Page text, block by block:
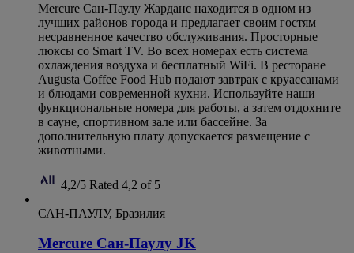
Mercure Сан-Паулу Жарданс находится в одном из
лучших районов города и предлагает своим гостям
несравненное качество обслуживания. Просторные
люксы со Smart TV. Во всех номерах есть система
охлаждения воздуха и бесплатный WiFi. В ресторане
Augusta Coffee Food Hub подают завтрак с круассанами
и блюдами современной кухни. Используйте наши
функциональные номера для работы, а затем отдохните
в сауне, спортивном зале или бассейне. За
дополнительную плату допускается размещение с
животными.
4,2/5 Rated 4,2 of 5
САН-ПАУЛУ, Бразилия
Mercure Сан-Паулу JK